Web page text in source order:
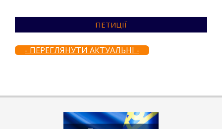
ПЕТИЦІЇ
- ПЕРЕГЛЯНУТИ АКТУАЛЬНІ -